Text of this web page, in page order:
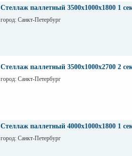
Стеллаж паллетный 3500х1000х1800 1
город: Санкт-Петербург
Стеллаж паллетный 3500х1000х2700 2
город: Санкт-Петербург
Стеллаж паллетный 4000х1000х1800 1
город: Санкт-Петербург